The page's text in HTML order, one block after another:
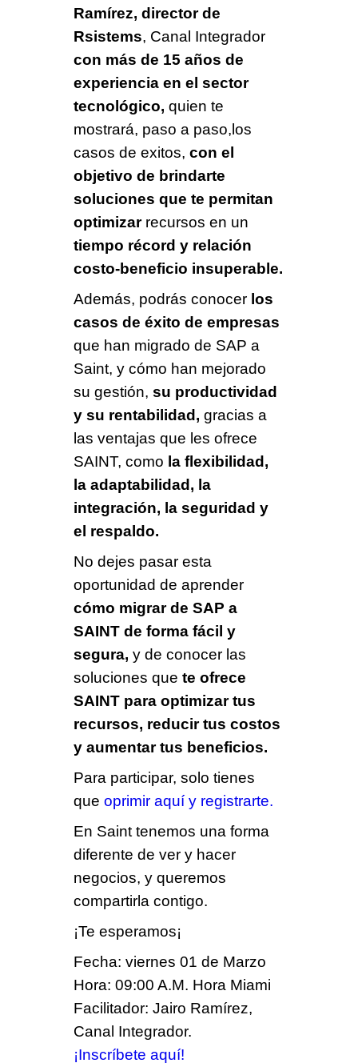
Ramírez, director de
Rsistems, Canal Integrador
con más de 15 años de
experiencia en el sector
tecnológico, quien te
mostrará, paso a paso,los
casos de exitos, con el
objetivo de brindarte
soluciones que te permitan
optimizarrecursos en un
tiempo récord y relación
costo-beneficio insuperable.
Además, podrás conocer los
casos de éxito de empresas
que han migrado de SAP a
Saint, y cómo han mejorado
su gestión, su productividad
y su rentabilidad, gracias a
las ventajas que les ofrece
SAINT, como la flexibilidad,
la adaptabilidad, la
integración, la seguridad y
el respaldo.
No dejes pasar esta
oportunidad de aprender
cómo migrar de SAP a
SAINT de forma fácil y
segura, y de conocer las
soluciones que te ofrece
SAINT para optimizar tus
recursos, reducir tus costos
y aumentar tus beneficios.
Para participar, solo tienes
que oprimir aquí y registrarte.
En Saint tenemos una forma
diferente de ver y hacer
negocios, y queremos
compartirla contigo.
¡Te esperamos¡
Fecha: viernes 01 de Marzo
Hora: 09:00 A.M. Hora Miami
Facilitador: Jairo Ramírez,
Canal Integrador.
¡Inscríbete aquí!